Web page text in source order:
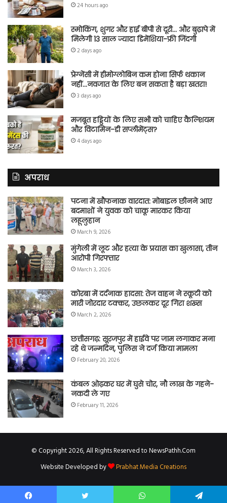
24 hours ago
स्मोकिंग, शुगर और हाई बीपी से दूरी… और बुढ़ापे में
मिलेगी 13 साल ज्यादा डिमेंशिया-फ्री जिंदगी
2 days ago
प्रेग्नेंसी में हीमोग्लोबिन कम होना सिर्फ थकान
नहीं…नवजात के लिए बन सकता है बड़ा खतरा!
3 days ago
मजबूत हड्डियों के लिए सभी को चाहिए कैल्शियम
और विटामिन-डी सप्लीमेंट्स?
4 days ago
अपराध
पटना में खौफनाक वारदात: मोबाइल छीनने आए
बदमाशों ने युवक को चाकू मारकर किया
लहूलुहान
March 9, 2026
मुंगेली में लूट और हत्या के प्रयास का खुलासा, तीन
आरोपी गिरफ्तार
March 3, 2026
कोरबा में दर्दनाक हादसा: तेज वाहन ने स्कूटी को
मारी जोरदार टक्कर, उछलकर दूर गिरा शख्स
March 2, 2026
छत्तीसगढ़: सूरजपुर में हाईवे पर जाम लगाकर मना
रहे थे जन्मदिन, पुलिस ने दर्ज किया मामला
February 20, 2026
कंबल ओढ़कर घर में घुसे चोर, नौ लाख के गहने-
नकदी ले गए
February 11, 2026
© Copyright 2026, All Rights Reserved to NewsPathh.Com
Website Developed by
Prabhat Media Creations